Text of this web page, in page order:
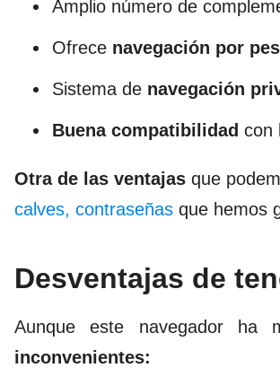
Amplio número de
Ofrece navegación por
Sistema de navegación
Buena compatibilidad con
Otra de las ventajas que
calves, contraseñas que hemos
Desventajas de
Aunque este navegador ha
inconvenientes: